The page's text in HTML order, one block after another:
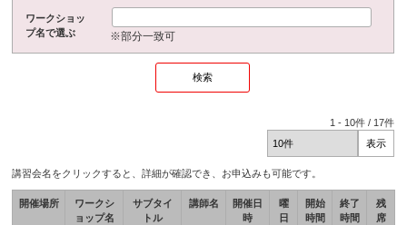
ワークショッ
プ名で選ぶ
※部分一致可
1 - 10件 / 17件
講習会名をクリックすると、詳細が確認でき、お申込みも可能です。
開催場所
ワークシ
ョップ名
サブタイ
トル
講師名
開催日
時
曜
日
開始
時間
終了
時間
残
席